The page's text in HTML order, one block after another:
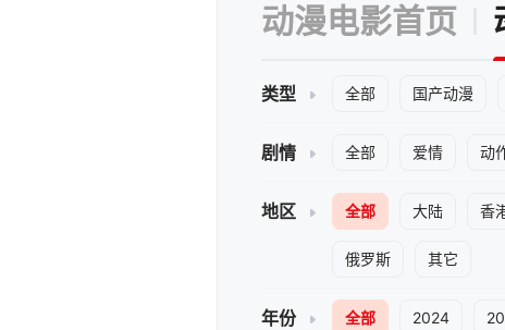
动漫电影首页
类型 全部 国产动漫
剧情 全部 爱情 动
地区 全部 大陆 香
俄罗斯 其它
年份 全部 2024